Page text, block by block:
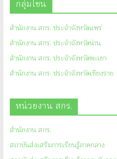
กลุ่มโซน
สำนักงาน สกร. ประจำจังหวัดแพร่
สำนักงาน สกร. ประจำจังหวัดน่าน
สำนักงาน สกร. ประจำจังหวัดพะเยา
สำนักงาน สกร. ประจำจังหวัดเชียงราย
หน่วยงาน สกร.
สำนักงาน สกร.
สถาบันส่งเสริมการเรียนรู้ภาคกลาง